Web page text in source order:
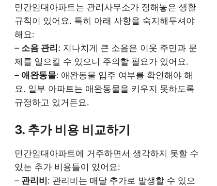
민간임대아파트는 관리사무소가 정해놓은 생활
규칙이 있어요. 특히 아래 사항을 숙지해두셔야
해요:
– 소음 관리 : 지나치게 큰 소음은 이웃 주민과 문
제를 일으킬 수 있으니 주의할 필요가 있어요.
– 애완동물: 애완동물 입주 여부를 확인해야 해
요. 일부 아파트는 애완동물을 키우지 못하도록
규정하고 있거든요.
3. 추가 비용 비교하기
민간임대아파트에 거주하면서 생각하지 못할 수
있는 추가 비용들이 있어요:
– 관리비 : 관리비는 매달 추가로 발생할 수 있으